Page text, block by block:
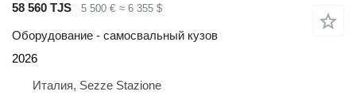
58 560 TJS
5 500 € ≈ 6 355 $
Оборудование - самосвальный кузов
2026
Италия, Sezze Stazione